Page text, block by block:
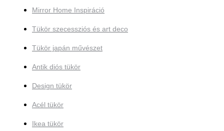
Mirror Home Inspiráció
Tükör szecessziós és art deco
Tükör japán művészet
Antik diós tükör
Design tükör
Acél tükör
Ikea tükör